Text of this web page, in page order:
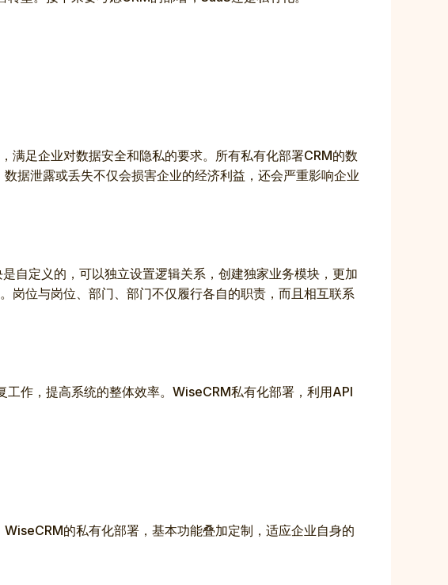
满足企业对数据安全和隐私的要求。所有私有化部署CRM的数
据泄露或丢失不仅会损害企业的经济利益，还会严重影响企业
自定义的，可以独立设置逻辑关系，创建独家业务模块，更加
岗位与岗位、部门、部门不仅履行各自的职责，而且相互联系
作，提高系统的整体效率。WiseCRM私有化部署，利用API
的私有化部署，基本功能叠加定制，适应企业自身的